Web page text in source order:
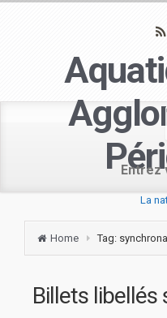
La
Home Tag:
Billets libellés